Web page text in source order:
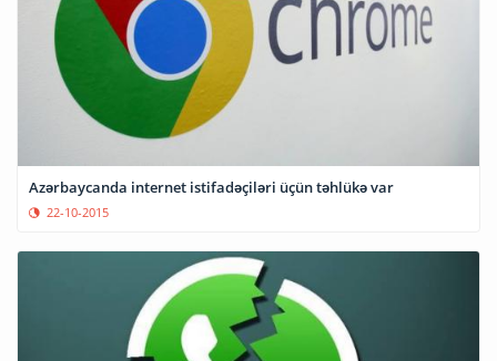
Azərbaycanda internet istifadəçiləri üçün təhlükə var
22-10-2015